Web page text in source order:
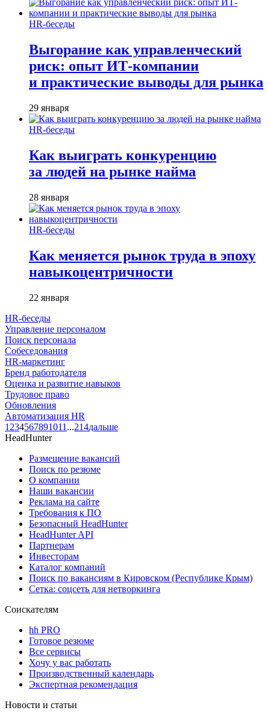
HR-беседы
Выгорание как управленческий
риск: опыт ИТ-компании
и практические выводы для рынка
29 января
HR-беседы
Как выиграть конкуренцию
за людей на рынке найма
28 января
HR-беседы
Как меняется рынок труда в эпоху
навыкоцентричности
22 января
HR-беседы
Управление персоналом
Поиск персонала
Собеседования
HR-маркетинг
Бренд работодателя
Оценка и развитие навыков
Трудовое право
Обновления
Автоматизация HR
1 234567891011 ...214дальше
HeadHunter
Размещение вакансий
Поиск по резюме
О компании
Наши вакансии
Реклама на сайте
Требования к ПО
Безопасный HeadHunter
HeadHunter API
Партнерам
Инвесторам
Каталог компаний
Поиск по вакансиям в Кировском (Республике Крым)
Сетка: соцсеть для нетворкинга
Соискателям
hh PRO
Готовое резюме
Все сервисы
Хочу у вас работать
Производственный календарь
Экспертная рекомендация
Новости и статьи